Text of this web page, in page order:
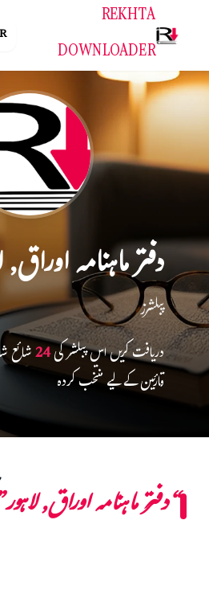
REKHTA
DOWNLOADER
دفتر ماہنامہ
پبلشرز
دریافت کریں اس پبلشر کی24شائع
قارئین کے لیے منتخب کردہ
“دفتر ماہنامہ اوراق,